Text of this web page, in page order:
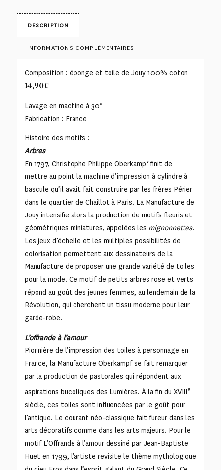
DESCRIPTION
INFORMATIONS COMPLÉMENTAIRES
Composition : éponge et toile de Jouy 100% coton
14,90€
Lavage en machine à 30°
Fabrication : France
Histoire des motifs :
Arbres
En 1797, Christophe Philippe Oberkampf finit de
mettre au point la machine d’impression à cylindre à
bascule qu’il avait fait construire par les frères Périer
dans le quartier de Chaillot à Paris. La Manufacture de
Jouy intensifie alors la production de motifs fleuris et
géométriques miniatures, appelées les mignonnettes.
Les jeux d’échelle et les multiples possibilités de
colorisation permettent aux dessinateurs de la
Manufacture de proposer une grande variété de toiles
pour la mode. Ce motif de petits arbres rose et verts
répond au goût des jeunes femmes, au lendemain de la
Révolution, qui cherchent un tissu moderne pour leur
garde-robe.
L’offrande à l’amour
Pionnière de l’impression des toiles à personnage en
France, la Manufacture Oberkampf se fait remarquer
par la production de pastorales qui répondent aux
aspirations bucoliques des Lumières. À la fin du XVIIIe
siècle, ces toiles sont influencées par le goût pour
l’antique. Le courant néo-classique fait fureur dans les
arts décoratifs comme dans les arts majeurs. Pour le
motif L’Offrande à l’amour dessiné par Jean-Baptiste
Huet en 1799, l’artiste revisite le thème mythologique